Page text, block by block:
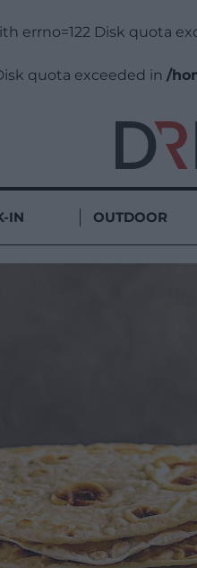
errno=122 Disk quota
quota exceeded in /
IN OUTDOOR